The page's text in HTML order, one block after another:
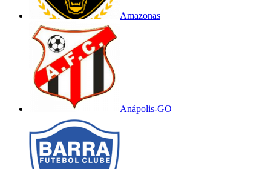
Amazonas
Anápolis-GO